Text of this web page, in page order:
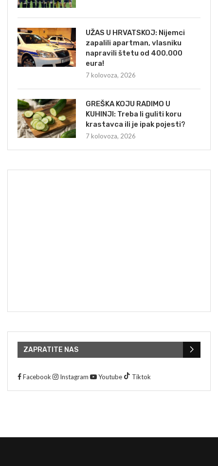
UŽAS U HRVATSKOJ: Nijemci
zapalili apartman, vlasniku
napravili štetu od 400.000
eura!
7 kolovoza, 2026
GREŠKA KOJU RADIMO U
KUHINJI: Treba li guliti koru
krastavca ili je ipak pojesti?
7 kolovoza, 2026
ZAPRATITE NAS
Facebook Instagram Youtube Tiktok